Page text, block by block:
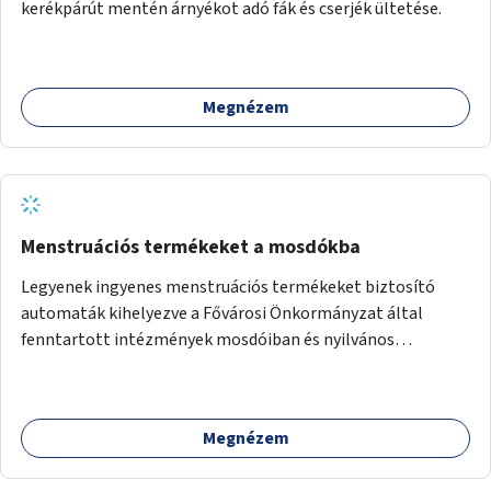
kerékpárút mentén árnyékot adó fák és cserjék ültetése.
Megnézem
Menstruációs termékeket a mosdókba
Legyenek ingyenes menstruációs termékeket biztosító
automaták kihelyezve a Fővárosi Önkormányzat által
fenntartott intézmények mosdóiban és nyilvános
Megnézem